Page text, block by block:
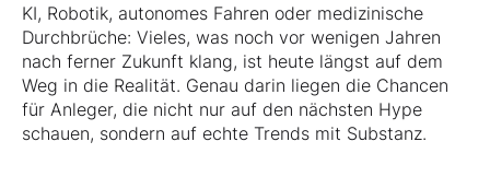
KI, Robotik, autonomes Fahren oder medizinische
Durchbrüche: Vieles, was noch vor wenigen Jahren
nach ferner Zukunft klang, ist heute längst auf dem
Weg in die Realität. Genau darin liegen die Chancen
für Anleger, die nicht nur auf den nächsten Hype
schauen, sondern auf echte Trends mit Substanz.